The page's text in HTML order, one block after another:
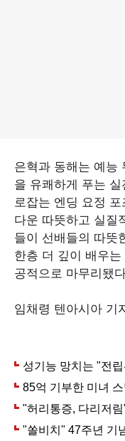
은혁과 동해는 예능
을 유쾌하게 푸는
로잡는 엔딩 요정
다운 따뜻하고 실질
들이 선배들의 따뜻
한층 더 깊이 배우
공적으로 마무리됐
임채령 텐아시아 기